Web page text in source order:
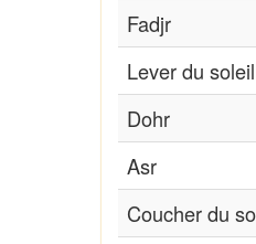
Fadjr
Lever du soleil
Dohr
Asr
Coucher du